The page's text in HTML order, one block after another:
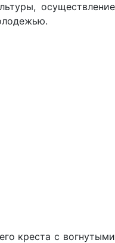
осуществление
креста с вогнутыми